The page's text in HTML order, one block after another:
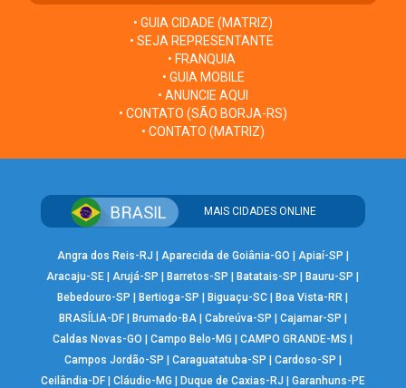
• GUIA CIDADE (MATRIZ)
• SEJA REPRESENTANTE
• FRANQUIA
• GUIA MOBILE
• ANUNCIE AQUI
• CONTATO (SÃO BORJA-RS)
• CONTATO (MATRIZ)
MAIS CIDADES ONLINE
Angra dos Reis-RJ | Aparecida de Goiânia-GO | Apiaí-SP |
Aracaju-SE | Arujá-SP |Barretos-SP |Batatais-SP |Bauru-SP |
Bebedouro-SP |Bertioga-SP |Biguaçu-SC |Boa Vista-RR |
BRASÍLIA-DF| Brumado-BA| Cabreúva-SP | Cajamar-SP |
Caldas Novas-GO |Campo Belo-MG |CAMPO GRANDE-MS |
Campos Jordão-SP | Caraguatatuba-SP | Cardoso-SP |
Ceilândia-DF| Cláudio-MG | Duque de Caxias-RJ | Garanhuns-PE